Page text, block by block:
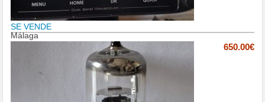
SE VENDE
Málaga
650.00€